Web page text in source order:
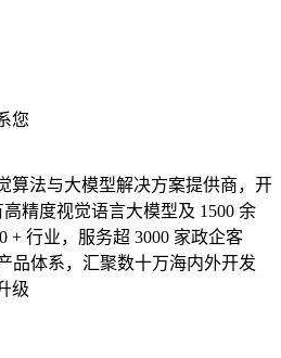
您
算法与大模型解决方案提供商，开
精度视觉语言大模型及 1500 余
+ 行业，服务超 3000 家政企客
品体系，汇聚数十万海内外开发
级